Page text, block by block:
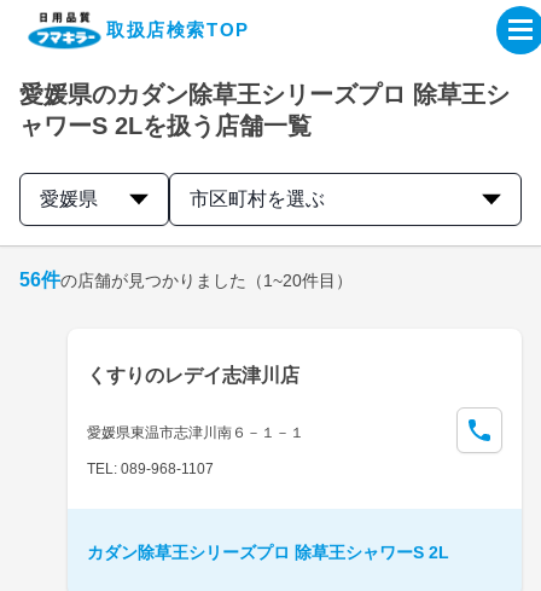
取扱店検索TOP
企業・IR情報サイト
製品情報サイト
取扱店検索はこちら
愛媛県のカダン除草王シリーズプロ 除草王シ
ャワーS 2Lを扱う店舗一覧
愛媛県 市区町村を選ぶ
56件の店舗が見つかりました （1~20件目）
くすりのレデイ志津川店
愛媛県東温市志津川南６－１－１
TEL: 089-968-1107
カダン除草王シリーズプロ 除草王シャワーS 2L